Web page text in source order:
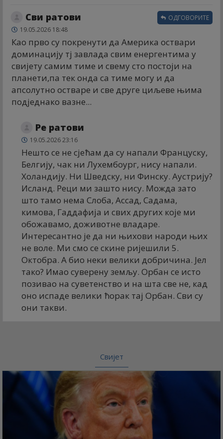
Сви ратови
19.05.2026 18:48
Као прво су покренути да Америка оствари
доминацију тј завлада свим енергентима у
свијету самим тиме и свему сто постоји на
планети,па тек онда са тиме могу и да
апсолутно остваре и све друге циљеве њима
подједнако вазне...
ОДГОВОРИТЕ
Ре ратови
19.05.2026 23:16
Нешто се не сјећам да су напали Француску,
Белгију, чак ни Луxембоург, нису напали.
Холандију. Ни Шведску, ни Финску. Аустрију?
Исланд. Реци ми зашто нису. Можда зато
што тамо нема Слоба, Ассад, Садама,
кимова, Гаддафија и свих других које ми
обожавамо, доживотне владаре.
Интересантно је да ни њихови народи њих
не воле. Ми смо се скине ријешили 5.
Октобра. А био неки велики добричина. Јел
тако? Имао суверену земљу. Орбан се исто
позивао на суветенство и на шта све не, кад
оно испаде велики ћорак тај Орбан. Сви су
они такви.
Свијет